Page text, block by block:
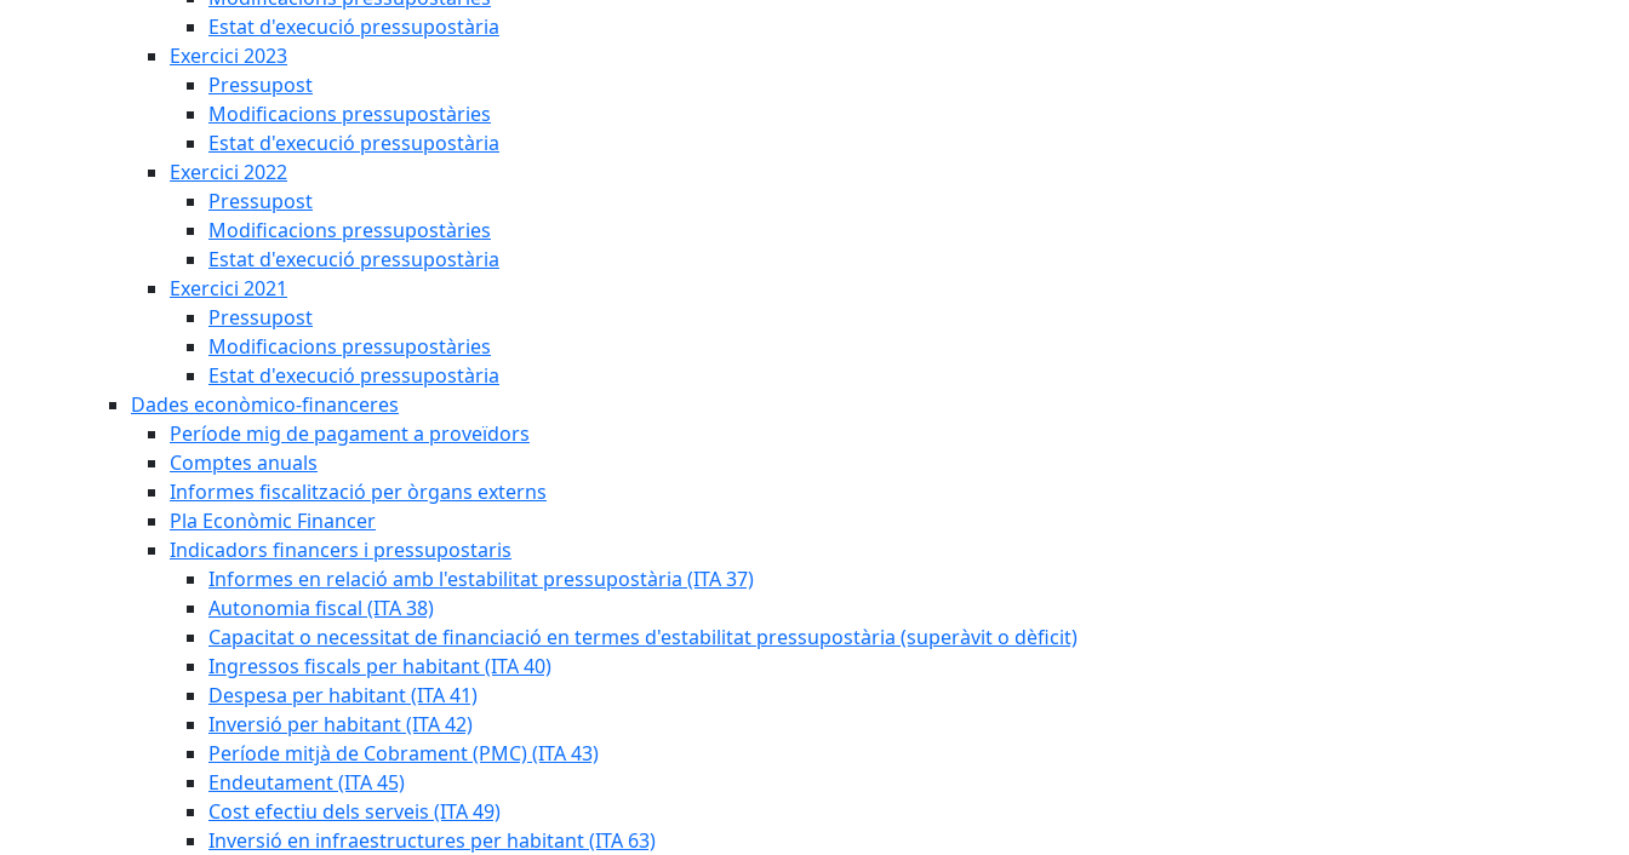
Estat d'execució pressupostària
Exercici 2023
Pressupost
Modificacions pressupostàries
Estat d'execució pressupostària
Exercici 2022
Pressupost
Modificacions pressupostàries
Estat d'execució pressupostària
Exercici 2021
Pressupost
Modificacions pressupostàries
Estat d'execució pressupostària
Dades econòmico-financeres
Període mig de pagament a proveïdors
Comptes anuals
Informes fiscalització per òrgans externs
Pla Econòmic Financer
Indicadors financers i pressupostaris
Informes en relació amb l'estabilitat pressupostària (ITA 37)
Autonomia fiscal (ITA 38)
Capacitat o necessitat de financiació en termes d'estabilitat pressupostària (superàvit o dèficit)
Ingressos fiscals per habitant (ITA 40)
Despesa per habitant (ITA 41)
Inversió per habitant (ITA 42)
Període mitjà de Cobrament (PMC) (ITA 43)
Endeutament (ITA 45)
Cost efectiu dels serveis (ITA 49)
Inversió en infraestructures per habitant (ITA 63)